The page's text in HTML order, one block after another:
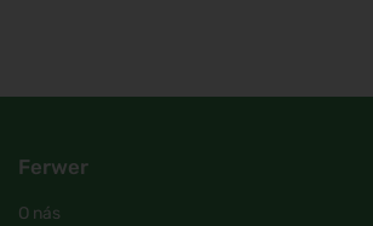
Ferwer
O nás